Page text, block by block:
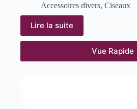
Accessoires divers, Ciseaux
Lire la suite
Vue Rapide